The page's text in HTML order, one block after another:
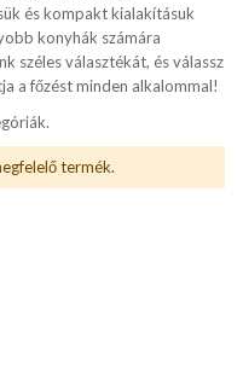
és kompakt kialakításuk
konyhák számára
széles választékát, és válassz
a főzést minden alkalommal!
termék.